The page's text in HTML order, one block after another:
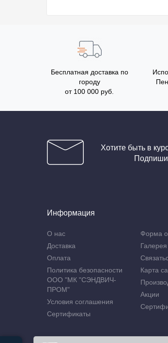
Бесплатная доставка по
городу
от 100 000 руб.
Хотите быть в
Информация
О нас
Доставка
Оплата
Политика безопасности
ООО "МК "СЭНДВИЧ-
ПРОМ"
Условия соглашения
Сертификаты
Форма
Галерея
Карта
Акции